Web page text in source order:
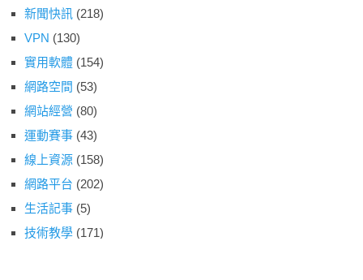
新聞快訊 (218)
VPN (130)
實用軟體 (154)
網路空間 (53)
網站經營 (80)
運動賽事 (43)
線上資源 (158)
網路平台 (202)
生活記事 (5)
技術教學 (171)